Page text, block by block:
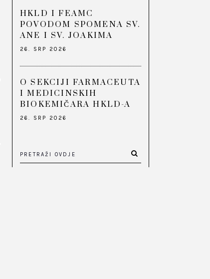
HKLD I FEAMC
POVODOM SPOMENA SV.
ANE I SV. JOAKIMA
26. SRP 2026
O SEKCIJI FARMACEUTA
I MEDICINSKIH
BIOKEMIČARA HKLD-A
26. SRP 2026